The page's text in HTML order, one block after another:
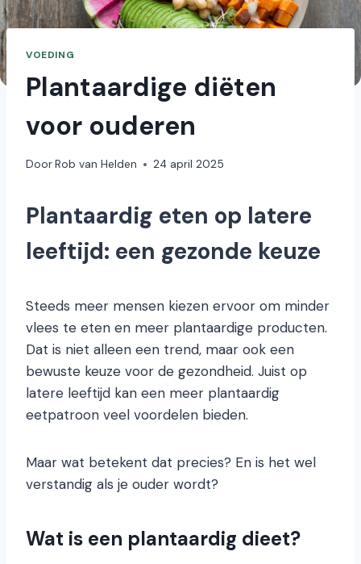
VOEDING
Plantaardige diëten
voor ouderen
DoorRob van Helden 24 april 2025
Plantaardig eten op latere
leeftijd: een gezonde keuze
Steeds meer mensen kiezen ervoor om minder
vlees te eten en meer plantaardige producten.
Dat is niet alleen een trend, maar ook een
bewuste keuze voor de gezondheid. Juist op
latere leeftijd kan een meer plantaardig
eetpatroon veel voordelen bieden.
Maar wat betekent dat precies? En is het wel
verstandig als je ouder wordt?
Wat is een plantaardig dieet?